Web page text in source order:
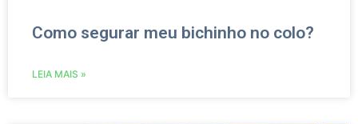
Como segurar meu bichinho no colo?
LEIA MAIS »